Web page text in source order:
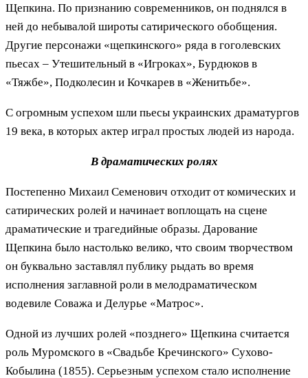
Щепкина. По признанию современников, он поднялся в
ней до небывалой широты сатирического обобщения.
Другие персонажи «щепкинского» ряда в гоголевских
пьесах – Утешительный в «Игроках», Бурдюков в
«Тяжбе», Подколесин и Кочкарев в «Женитьбе».
С огромным успехом шли пьесы украинских драматургов
19 века, в которых актер играл простых людей из народа.
В драматических ролях
Постепенно Михаил Семенович отходит от комических и
сатирических ролей и начинает воплощать на сцене
драматические и трагедийные образы. Дарование
Щепкина было настолько велико, что своим творчеством
он буквально заставлял публику рыдать во время
исполнения заглавной роли в мелодраматическом
водевиле Соважа и Делурье «Матрос».
Одной из лучших ролей «позднего» Щепкина считается
роль Муромского в «Свадьбе Кречинского» Сухово-
Кобылина (1855). Серьезным успехом стало исполнение